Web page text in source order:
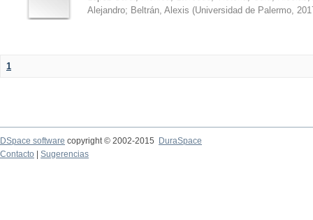
Alejandro; Beltrán, Alexis (Universidad de Palermo,
1
DSpace software copyright © 2002-2015
DuraSpace
Contacto
Sugerencias